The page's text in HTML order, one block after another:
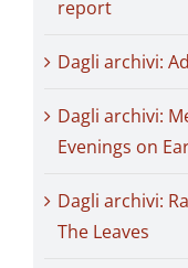
report
Dagli archivi:
Dagli archivi:
Evenings on
Dagli archivi:
The Leaves